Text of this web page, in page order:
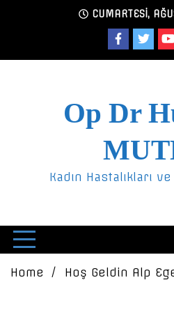
CUMARTESI,
Op Dr
Kadın Hastalıkları
Home Hoş Geldin Alp